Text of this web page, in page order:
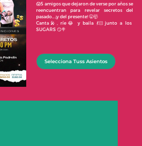
😱5 amigos que dejaron de verse por años se
reencuentran para revelar secretos del
pasado… ¡y del presente! 🤫🤯
Canta🎤, ríe😂 y baila 💃🏻junto a los
SUGARS 😏🍭
Selecciona Tuss Asientos